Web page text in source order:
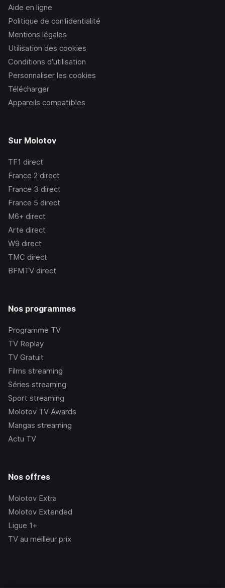
Aide en ligne
Politique de confidentialité
Mentions légales
Utilisation des cookies
Conditions d’utilisation
Personnaliser les cookies
Télécharger
Appareils compatibles
Sur Molotov
TF1 direct
France 2 direct
France 3 direct
France 5 direct
M6+ direct
Arte direct
W9 direct
TMC direct
BFMTV direct
Nos programmes
Programme TV
TV Replay
TV Gratuit
Films streaming
Séries streaming
Sport streaming
Molotov TV Awards
Mangas streaming
Actu TV
Nos offres
Molotov Extra
Molotov Extended
Ligue 1+
TV au meilleur prix